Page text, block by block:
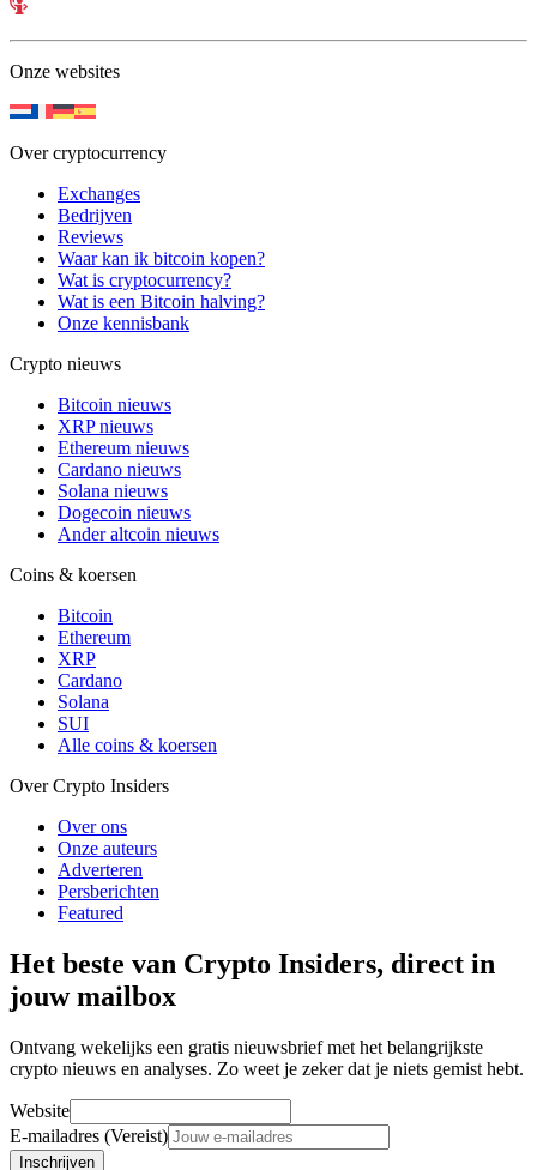
Onze websites
Over cryptocurrency
Exchanges
Bedrijven
Reviews
Waar kan ik bitcoin kopen?
Wat is cryptocurrency?
Wat is een Bitcoin halving?
Onze kennisbank
Crypto nieuws
Bitcoin nieuws
XRP nieuws
Ethereum nieuws
Cardano nieuws
Solana nieuws
Dogecoin nieuws
Ander altcoin nieuws
Coins & koersen
Bitcoin
Ethereum
XRP
Cardano
Solana
SUI
Alle coins & koersen
Over Crypto Insiders
Over ons
Onze auteurs
Adverteren
Persberichten
Featured
Het beste van Crypto Insiders, direct in
jouw mailbox
Ontvang wekelijks een gratis nieuwsbrief met het belangrijkste
crypto nieuws en analyses. Zo weet je zeker dat je niets gemist hebt.
Website
E-mailadres (Vereist)
Inschrijven